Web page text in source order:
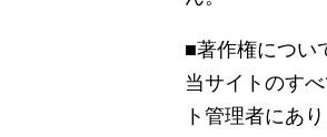
■著作権につい
当サイトのす
ト管理者にあり